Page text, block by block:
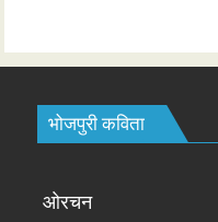
भोजपुरी कविता
ओरचन